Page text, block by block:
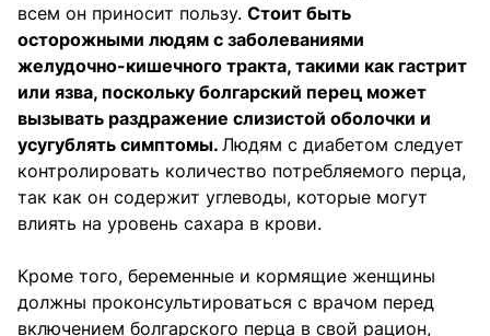
всем он приносит пользу. Стоит быть
осторожными людям с заболеваниями
желудочно-кишечного тракта, такими как гастрит
или язва, поскольку болгарский перец может
вызывать раздражение слизистой оболочки и
усугублять симптомы. Людям с диабетом следует
контролировать количество потребляемого перца,
так как он содержит углеводы, которые могут
влиять на уровень сахара в крови.
Кроме того, беременные и кормящие женщины
должны проконсультироваться с врачом перед
включением болгарского перца в свой рацион,